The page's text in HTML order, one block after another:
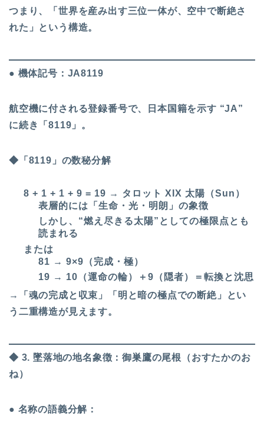
つまり、「世界を産み出す三位一体が、空中で断絶さ
れた」という構造。
● 機体記号：JA8119
航空機に付される登録番号で、日本国籍を示す “JA”
に続き「8119」。
◆「8119」の数秘分解
8 + 1 + 1 + 9 = 19 → タロット XIX 太陽（Sun）
表層的には「生命・光・明朗」の象徴
しかし、“燃え尽きる太陽”としての極限点とも
読まれる
または
81 → 9×9（完成・極）
19 → 10（運命の輪）＋9（隠者）＝転換と沈思
→「魂の完成と収束」「明と暗の極点での断絶」とい
う二重構造が見えます。
◆ 3. 墜落地の地名象徴：御巣鷹の尾根（おすたかのお
ね）
● 名称の語義分解：